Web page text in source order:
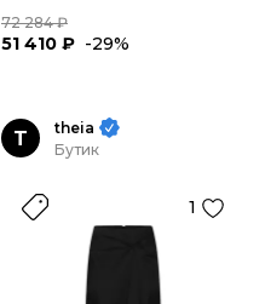
72 284 ₽
51 410 ₽ -29%
T
theia
Бутик
1